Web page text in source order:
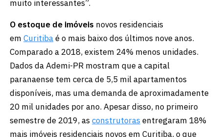
muito interessantes”.
O estoque de imóveis novos residenciais
em Curitibaé o mais baixo dos últimos nove anos.
Comparado a 2018, existem 24% menos unidades.
Dados da Ademi-PR mostram que a capital
paranaense tem cerca de 5,5 mil apartamentos
disponíveis, mas uma demanda de aproximadamente
20 mil unidades por ano. Apesar disso, no primeiro
semestre de 2019, asconstrutoras entregaram 18%
mais imóveis residenciais novos em Curitiba, o que